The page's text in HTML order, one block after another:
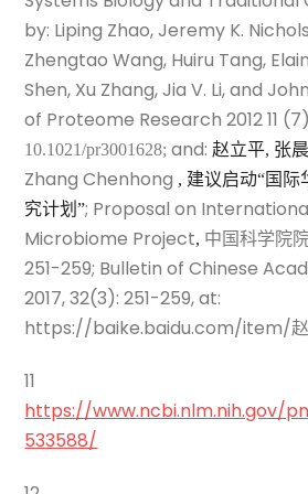
by: Liping Zhao, Jeremy K.
Zhengtao Wang, Huiru Tang,
Shen, Xu Zhang, Jia V. Li, and
of Proteome Research 2012 11
10.1021/pr3001628;and:赵立平, 张
Zhang Chenhong , 建议启动“国际
究计划”; Proposal on
Microbiome Project, 中国科学院
251-259; Bulletin of Chinese
2017, 32(3): 251-259, at:
https://baike.baidu.com/item/赵
11
https://www.ncbi.nlm.nih.gov/
533588/